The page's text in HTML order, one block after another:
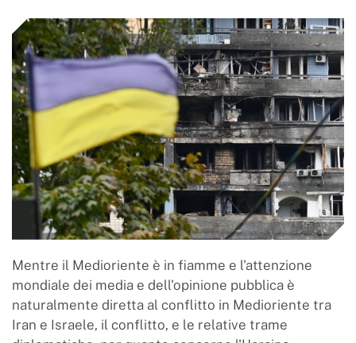
Mentre il Medioriente è in fiamme e l'attenzione
mondiale dei media e dell'opinione pubblica è
naturalmente diretta al conflitto in Medioriente tra
Iran e Israele, il conflitto, e le relative trame